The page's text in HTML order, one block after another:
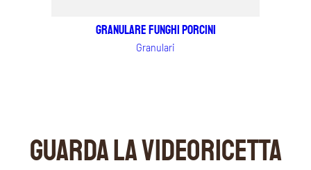
Granulare Funghi Porcini
Granulari
GUARDA LA VIDEORICETTA